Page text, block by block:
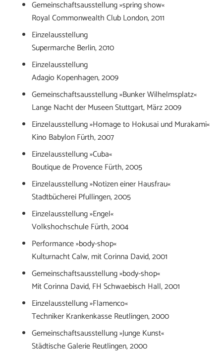
Gemeinschaftsausstellung »spring show«
Royal Commonwealth Club London, 2011
Einzelausstellung
Supermarche Berlin, 2010
Einzelausstellung
Adagio Kopenhagen, 2009
Gemeinschaftsausstellung »Bunker Wilhelmsplatz«
Lange Nacht der Museen Stuttgart, März 2009
Einzelausstellung »Homage to Hokusai und Murakami«
Kino Babylon Fürth, 2007
Einzelausstellung »Cuba«
Boutique de Provence Fürth, 2005
Einzelausstellung »Notizen einer Hausfrau«
Stadtbücherei Pfullingen, 2005
Einzelausstellung »Engel«
Volkshochschule Fürth, 2004
Performance »body-shop«
Kulturnacht Calw, mit Corinna David, 2001
Gemeinschaftsausstellung »body-shop«
Mit Corinna David, FH Schwaebisch Hall, 2001
Einzelausstellung »Flamenco«
Techniker Krankenkasse Reutlingen, 2000
Gemeinschaftsausstellung »Junge Kunst«
Städtische Galerie Reutlingen, 2000